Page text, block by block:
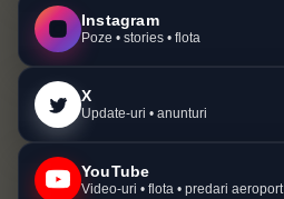
Instagram
Poze • stories • flota
X
Update-uri • anunturi
YouTube
Video-uri • flota • predari aeroport